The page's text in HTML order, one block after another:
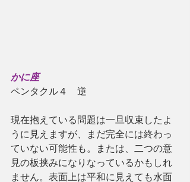
かに座
ペンタクル４　逆
現在抱えている問題は一旦収束したよ
うに見えますが、まだ完全には終わっ
ていない可能性も。または、二つの意
見の板挟みになりなっているかもしれ
ません。表面上は平和に見えても水面